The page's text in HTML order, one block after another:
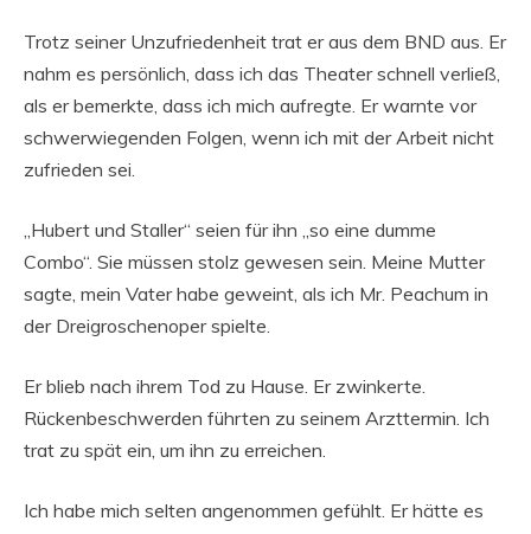
Trotz seiner Unzufriedenheit trat er aus dem BND aus. Er
nahm es persönlich, dass ich das Theater schnell verließ,
als er bemerkte, dass ich mich aufregte. Er warnte vor
schwerwiegenden Folgen, wenn ich mit der Arbeit nicht
zufrieden sei.
„Hubert und Staller“ seien für ihn „so eine dumme
Combo“. Sie müssen stolz gewesen sein. Meine Mutter
sagte, mein Vater habe geweint, als ich Mr. Peachum in
der Dreigroschenoper spielte.
Er blieb nach ihrem Tod zu Hause. Er zwinkerte.
Rückenbeschwerden führten zu seinem Arzttermin. Ich
trat zu spät ein, um ihn zu erreichen.
Ich habe mich selten angenommen gefühlt. Er hätte es